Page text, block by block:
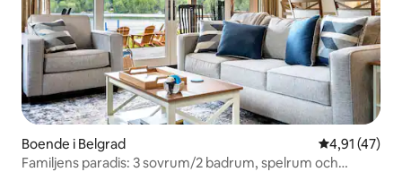
Boende i Belgrad 4,91 av 5 i
4,91 (47)
Familjens paradis: 3 sovrum/2 badrum, spelrum och